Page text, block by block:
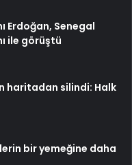
Erdoğan, Senegal
ile görüştü
haritadan silindi: Halk
bir yemeğine daha